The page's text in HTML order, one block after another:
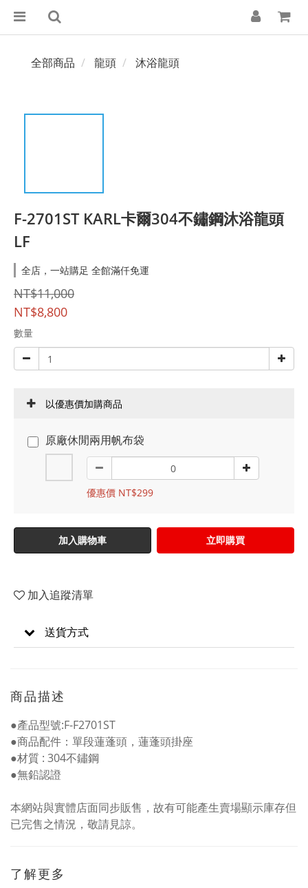
全部商品 龍頭 沐浴龍頭
F-2701ST KARL卡爾304不鏽鋼沐浴龍頭
LF
全店，一站購足 全館滿仟免運
NT$11,000
NT$8,800
數量
以優惠價加購商品
原廠休閒兩用帆布袋
優惠價 NT$299
加入購物車 立即購買
加入追蹤清單
送貨方式
商品描述
●產品型號:F-F2701ST
●商品配件：單段蓮蓬頭，蓮蓬頭掛座
●材質 : 304不鏽鋼
●無鉛認證
本網站與實體店面同步販售，故有可能產生賣場顯示庫存但
已完售之情況，敬請見諒。
了解更多